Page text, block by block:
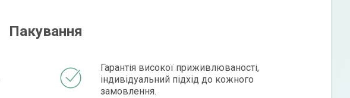
Пакування
Гарантія високої приживлюваності,
індивідуальний підхід до кожного
замовлення.